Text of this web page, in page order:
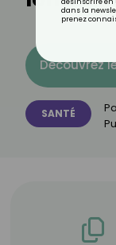
Découvrez
SANTÉ
dans la
prenez